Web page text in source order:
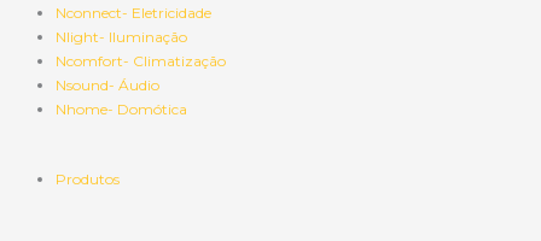
Nconnect- Eletricidade
Nlight- Iluminação
Ncomfort- Climatização
Nsound- Áudio
Nhome- Domótica
Produtos